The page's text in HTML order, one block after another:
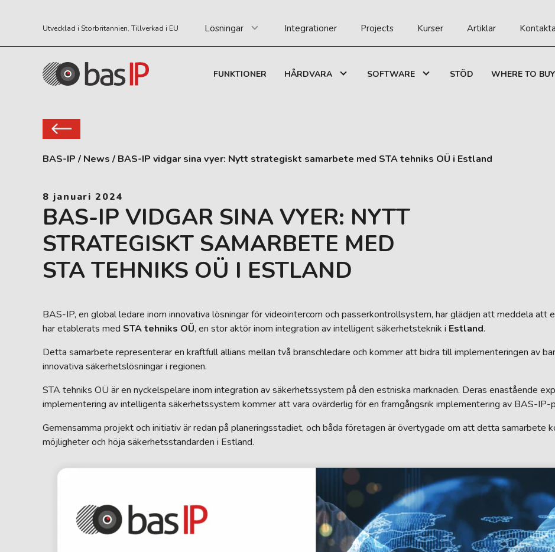
Utvecklad i Storbritannien. Tillverkad i EU Lösningar Integrationer Projects Kurser Artiklar Kontakta
FUNKTIONER HÅRDVARA SOFTWARE STÖD WHERE TO BUY
BAS-IP / News / BAS-IP vidgar sina vyer: Nytt strategiskt samarbete med STA tehniks OÜ i Estland
8 januari 2024
BAS-IP VIDGAR SINA VYER: NYTT
STRATEGISKT SAMARBETE MED
STA TEHNIKS OÜ I ESTLAND
BAS-IP, en global ledare inom innovativa lösningar för videointercom och passerkontrollsystem, har glädjen att meddela
har etablerats med STA tehniks OÜ, en stor aktör inom integration av intelligent säkerhetsteknik i Estland.
Detta samarbete representerar en kraftfull allians mellan två branschledare och kommer att bidra till implementeringen av
innovativa säkerhetslösningar i regionen.
STA tehniks OÜ är en nyckelspelare inom integration av säkerhetssystem på den estniska marknaden. Deras enastående
implementering av intelligenta säkerhetssystem kommer att vara ovärderlig för en framgångsrik implementering av BAS-IP-
Gemensamma projekt och initiativ är redan på planeringsstadiet, och båda företagen är övertygade om att detta samarbete
möjligheter och höja säkerhetsstandarden i Estland.